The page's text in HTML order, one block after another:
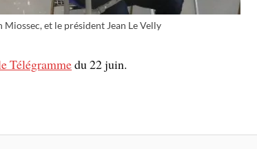
Miossec, et le président Jean Le Velly
Télégrammedu 22 juin.